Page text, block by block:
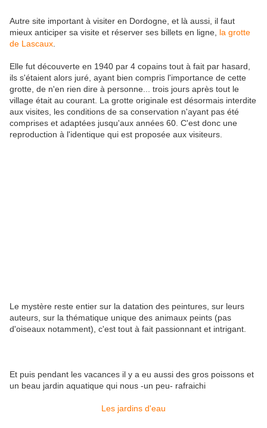
Autre site important à visiter en Dordogne, et là aussi, il faut
mieux anticiper sa visite et réserver ses billets en ligne, la grotte
de Lascaux
Elle fut découverte en 1940 par 4 copains tout à fait par hasard,
ils s'étaient alors juré, ayant bien compris l'importance de cette
grotte, de n'en rien dire à personne... trois jours après tout le
village était au courant. La grotte originale est désormais interdite
aux visites, les conditions de sa conservation n'ayant pas été
comprises et adaptées jusqu'aux années 60. C'est donc une
reproduction à l'identique qui est proposée aux visiteurs.
Le mystère reste entier sur la datation des peintures, sur leurs
auteurs, sur la thématique unique des animaux peints (pas
d'oiseaux notamment), c'est tout à fait passionnant et intrigant.
Et puis pendant les vacances il y a eu aussi des gros poissons et
un beau jardin aquatique qui nous -un peu- rafraichi
Les jardins d'eau